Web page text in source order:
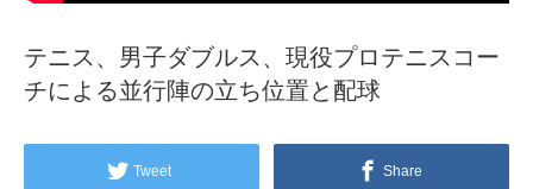
テニス、男子ダブルス、現役プロテニスコー
チによる並行陣の立ち位置と配球
Tweet Share